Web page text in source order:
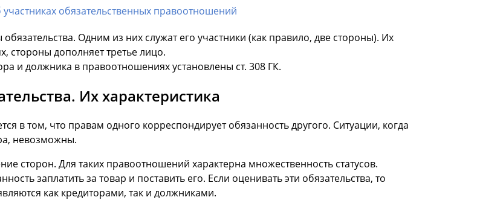
обязательственных правоотношений
Одним из них служат его участники (как правило, две стороны). Их
стороны дополняет третье лицо.
и должника в правоотношениях установлены ст. 308 ГК.
Их характеристика
в том, что правам одного корреспондирует обязанность другого. Ситуации, когда
невозможны.
сторон. Для таких правоотношений характерна множественность статусов.
заплатить за товар и поставить его. Если оценивать эти обязательства, то
как кредиторами, так и должниками.